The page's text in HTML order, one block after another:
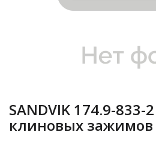
SANDVIK 174.9-833-
клиновых зажимов